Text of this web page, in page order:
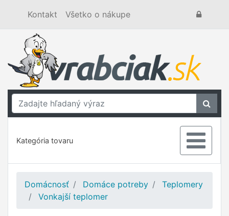
Kontakt Všetko o nákupe
Kategória tovaru
Domácnosť Domáce potreby
Teplomery
Vonkajší teplomer